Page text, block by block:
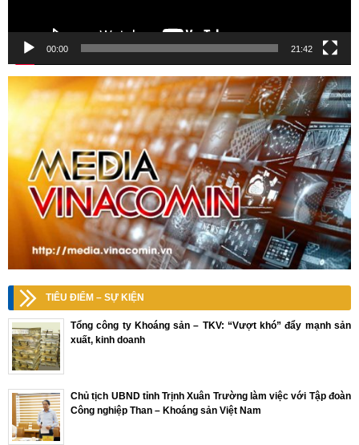
00:00 21:42
TIÊU ĐIỂM – SỰ KIỆN
Tổng công ty Khoáng sản – TKV: “Vượt khó” đẩy mạnh sản
xuất, kinh doanh
Chủ tịch UBND tỉnh Trịnh Xuân Trường làm việc với Tập đoàn
Công nghiệp Than – Khoáng sản Việt Nam